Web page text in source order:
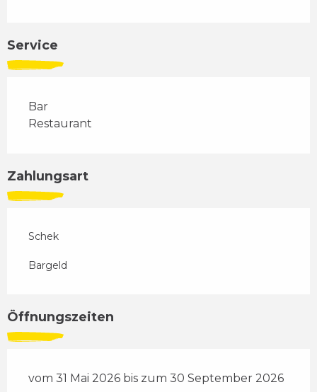
Service
Bar
Restaurant
Zahlungsart
Schek
Bargeld
Öffnungszeiten
vom 31 Mai 2026 bis zum 30 September 2026